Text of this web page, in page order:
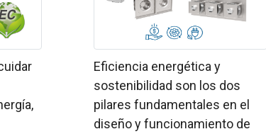
Eficiencia energética y
sostenibilidad son los dos
pilares fundamentales en el
diseño y funcionamiento de